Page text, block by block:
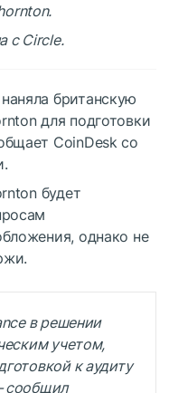
с Circle.
британскую
для подготовки
CoinDesk со
будет
однако не
в решении
учетом,
к аудиту
сообщил